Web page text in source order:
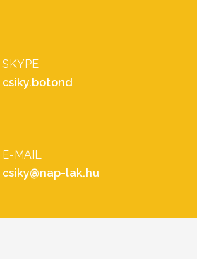
SKYPE
csiky.botond
E-MAIL
csiky@nap-lak.hu